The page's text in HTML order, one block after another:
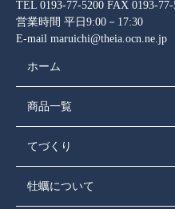
TEL 0193-77-5200 FAX 0193-77-
営業時間 平日9:00－17:30
E‐mail maruichi@theia.ocn.ne.jp
ホーム
商品一覧
てづくり
牡蠣について